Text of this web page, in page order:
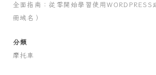
全面指南：從零開始學習使用
冊域名）
分類
摩托車